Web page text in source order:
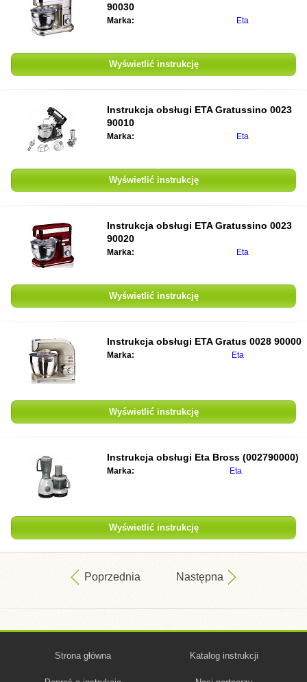
90030
Marka: Eta
Wyświetlić instrukcję
Instrukcja obsługi ETA Gratussino 0023
90010
Marka: Eta
Wyświetlić instrukcję
Instrukcja obsługi ETA Gratussino 0023
90020
Marka: Eta
Wyświetlić instrukcję
Instrukcja obsługi ETA Gratus 0028 90000
Marka: Eta
Wyświetlić instrukcję
Instrukcja obsługi Eta Bross (002790000)
Marka: Eta
Wyświetlić instrukcję
Poprzednia Następna
Strona główna Katalog instrukcji